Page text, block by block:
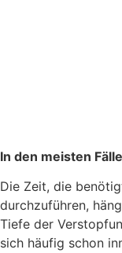
In den meisten
Die Zeit, die
durchzuführen,
Tiefe der
sich häufig schon